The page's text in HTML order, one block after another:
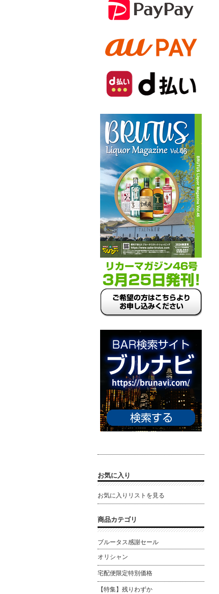
お気に入り
お気に入りリストを見る
商品カテゴリ
ブルータス感謝セール
オリシャン
宅配便限定特別価格
【特集】残りわずか